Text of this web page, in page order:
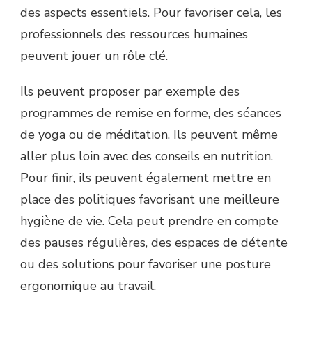
des aspects essentiels. Pour favoriser cela, les
professionnels des ressources humaines
peuvent jouer un rôle clé.
Ils peuvent proposer par exemple des
programmes de remise en forme, des séances
de yoga ou de méditation. Ils peuvent même
aller plus loin avec des conseils en nutrition.
Pour finir, ils peuvent également mettre en
place des politiques favorisant une meilleure
hygiène de vie. Cela peut prendre en compte
des pauses régulières, des espaces de détente
ou des solutions pour favoriser une posture
ergonomique au travail.